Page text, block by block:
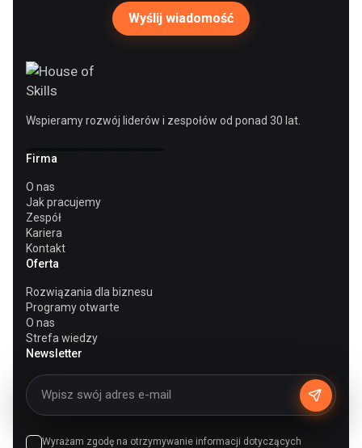
Wspieramy rozwój liderów i zespołów od ponad 30 lat.
Firma
O nas
Jak pracujemy
Zespół
Kariera
Kontakt
Oferta
Rozwiązania dla biznesu
Programy otwarte
O nas
Strefa wiedzy
Newsletter
Wyrażam zgodę na otrzymywanie informacji dotyczących